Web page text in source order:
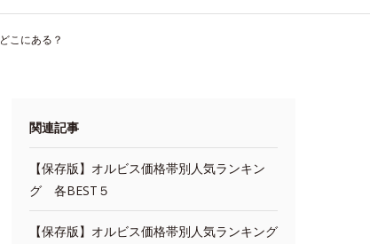
こにある？
関連記事
【保存版】オルビス価格帯別人気ランキン
グ 各BEST５
【保存版】オルビス価格帯別人気ランキング